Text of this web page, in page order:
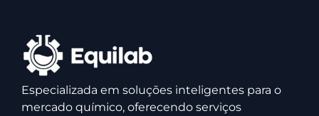
Especializada em soluções inteligentes para o
mercado químico, oferecendo serviços